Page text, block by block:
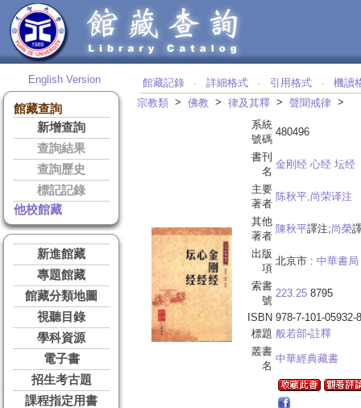
English Version
館藏查詢
新增查詢
查詢結果
查詢歷史
標記記錄
他校館藏
新進館藏
專題館藏
館藏分類地圖
視聽目錄
學科資源
電子書
招生考古題
課程指定用書
館藏記錄 ‧ 詳細格式 ‧ 引用格式 ‧
機讀
宗教類 > 佛教 > 律及其釋 > 聲聞戒律 >
系統
號碼
480496
書刊
名
金刚经 心经 坛经
主要
著者
陈秋平,尚荣译注
其他
著者
陳秋平譯注;尚榮
出版
項
北京市 : 中華書局
索書
號
223.25 8795
ISBN 978-7-101-05932-8
標題 般若部-註釋
叢書
名
中華經典藏書